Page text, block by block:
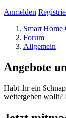
Anmelden
Smart Home
Forum
Allgemein
Angebote
Habt ihr ein
weitergeben wollt?